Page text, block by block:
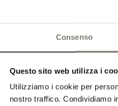
Consenso
Questo sito web utilizza i
Utilizziamo i cookie per
nostro traffico. Condividiamo